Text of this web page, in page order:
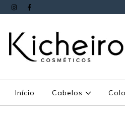
Início Cabelos